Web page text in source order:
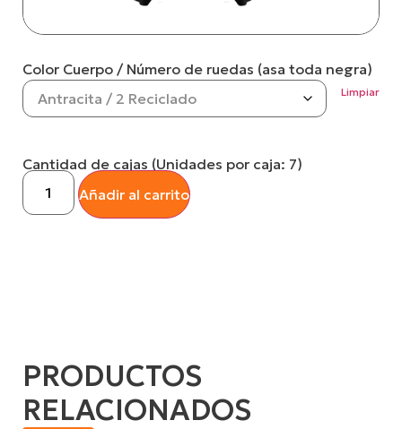
Cantidad de cajas (Unidades por caja: 7)
Color Cuerpo / Número de ruedas (asa toda negra)
Limpiar
Añadir al carrito
PRODUCTOS
RELACIONADOS